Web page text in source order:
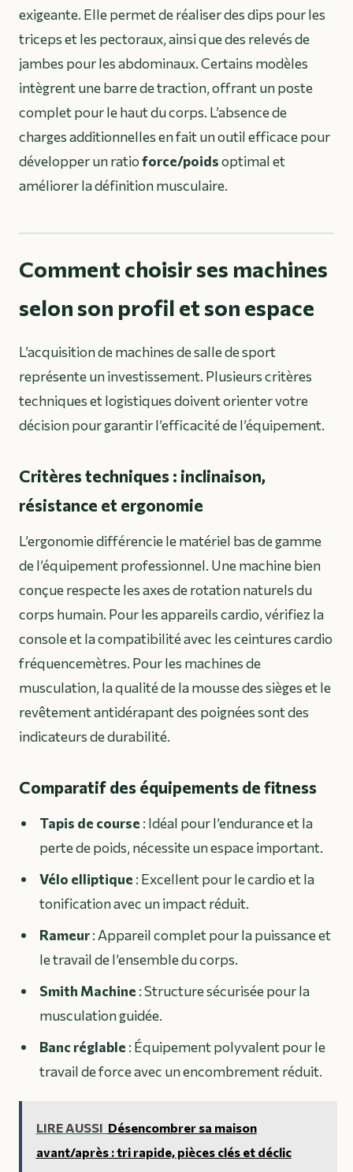
exigeante. Elle permet de réaliser des dips pour les
triceps et les pectoraux, ainsi que des relevés de
jambes pour les abdominaux. Certains modèles
intègrent une barre de traction, offrant un poste
complet pour le haut du corps. L’absence de
charges additionnelles en fait un outil efficace pour
développer un ratioforce/poidsoptimal et
améliorer la définition musculaire.
Comment choisir ses machines
selon son profil et son espace
L’acquisition de machines de salle de sport
représente un investissement. Plusieurs critères
techniques et logistiques doivent orienter votre
décision pour garantir l’efficacité de l’équipement.
Critères techniques : inclinaison,
résistance et ergonomie
L’ergonomie différencie le matériel bas de gamme
de l’équipement professionnel. Une machine bien
conçue respecte les axes de rotation naturels du
corps humain. Pour les appareils cardio, vérifiez la
console et la compatibilité avec les ceintures cardio
fréquencemètres. Pour les machines de
musculation, la qualité de la mousse des sièges et le
revêtement antidérapant des poignées sont des
indicateurs de durabilité.
Comparatif des équipements de fitness
Tapis de course : Idéal pour l’endurance et la
perte de poids, nécessite un espace important.
Vélo elliptique : Excellent pour le cardio et la
tonification avec un impact réduit.
Rameur: Appareil complet pour la puissance et
le travail de l’ensemble du corps.
Smith Machine : Structure sécurisée pour la
musculation guidée.
Banc réglable : Équipement polyvalent pour le
travail de force avec un encombrement réduit.
LIRE AUSSI Désencombrer sa maison
avant/après : tri rapide, pièces clés et déclic